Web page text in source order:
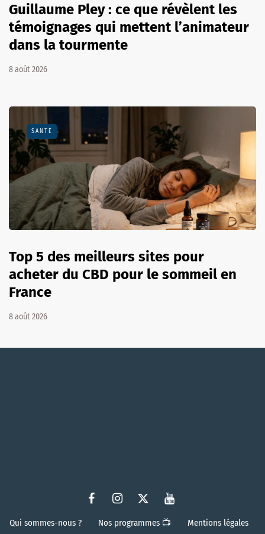
Guillaume Pley : ce que révèlent les
témoignages qui mettent l’animateur
dans la tourmente
8 août 2026
SANTÉ
Top 5 des meilleurs sites pour
acheter du CBD pour le sommeil en
France
8 août 2026
Qui sommes-nous ? Nos programmes 📺
Mentions légales